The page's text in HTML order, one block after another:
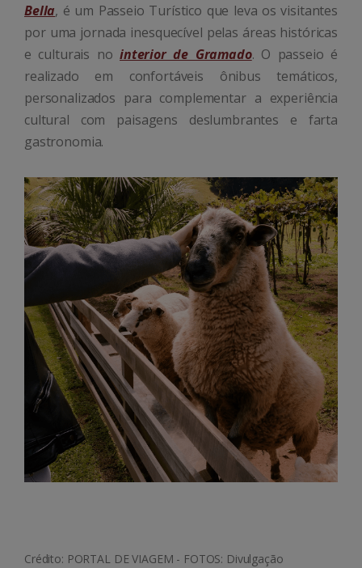
Bella, é um Passeio Turístico que leva os visitantes
por uma jornada inesquecível pelas áreas históricas
e culturais no interior de Gramado. O passeio é
realizado em confortáveis ônibus temáticos,
personalizados para complementar a experiência
cultural com paisagens deslumbrantes e farta
gastronomia.
Crédito: PORTAL DE VIAGEM - FOTOS: Divulgação